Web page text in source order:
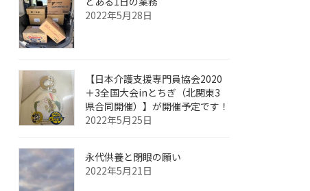
2022年5月28日
【日本介護支援専門員協会2020
＋3全国大会inとちぎ（北関東3
県合同開催）】が開催予定です！
2022年5月25日
永代供養と閉眼の願い
2022年5月21日